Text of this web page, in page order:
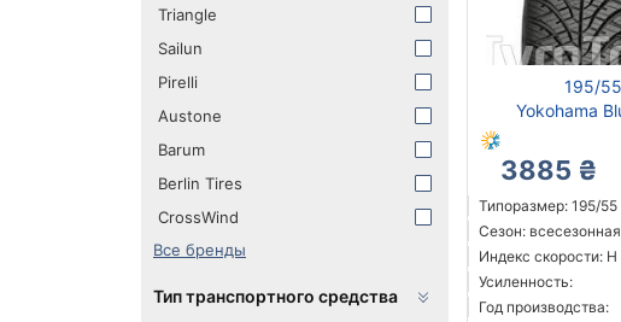
195/
Yokohama
3885 ₴
Типоразмер: 195/55
Сезон: всесезонная
Индекс скорости: H
Усиленность:
Год производства:
Triangle
Sailun
Pirelli
Austone
Barum
Berlin Tires
CrossWind
Все бренды
Тип транспортного средства